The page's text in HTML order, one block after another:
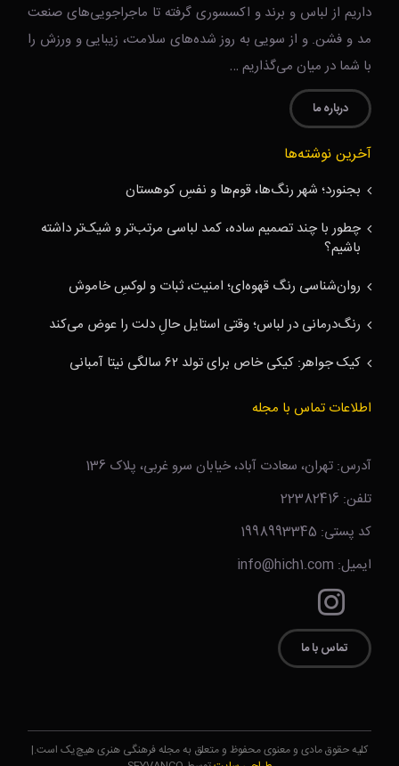
داریم از لباس و برند و اکسسوری گرفته تا ماجراجویی‌های صنعت
مد و فشن. و از سویی به روز شده‌های سلامت، زیبایی و ورزش را
با شما در میان می‌گذاریم …
درباره ما
آخرین نوشته‌ها
بجنورد؛ شهر رنگ‌ها، قوم‌ها و نفسِ کوهستان
چطور با چند تصمیم ساده، کمد لباسی مرتب‌تر و شیک‌تر داشته
باشیم؟
روان‌شناسی رنگ قهوه‌ای؛ امنیت، ثبات و لوکسِ خاموش
رنگ‌درمانی در لباس؛ وقتی استایل حالِ دلت را عوض می‌کند
کیک جواهر: کیکی خاص برای تولد ۶۲ سالگی نیتا آمبانی
اطلاعات تماس با مجله
آدرس: تهران، سعادت آباد، خیابان سرو غربی، پلاک 136
تلفن: 22382416
کد پستی: 1998993345
ایمیل: info@hich1.com
تماس با ما
کلیه حقوق مادی و معنوی محفوظ و متعلق به مجله فرهنگی هنری هیچ‌یک است.|